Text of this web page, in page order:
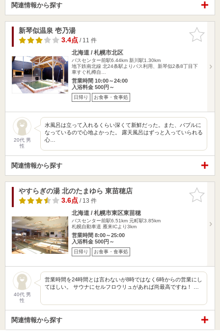
関連情報から探す
お気に入
りに追加
新琴似温泉 壱乃湯
3.4点/ 11 件
北海道 / 札幌市北区
バスセンター前駅6.44km 新川駅1.30km
地下鉄南北線 北24条駅よりバス利用、新琴似2条8丁目下
車すぐ札樽自…
営業時間 10:00～24:00
入浴料金 500円～
日帰り お食事・食事処
20代 男
性
水風呂は立って入れるくらい深くて新鮮だった。また、バブルに
なっているので心地よかった。 露天風呂はずっと入っていられる
心…
関連情報から探す
お気に入
りに追加
やすらぎの湯 北のたまゆら 東苗穂店
3.6点/ 13 件
北海道 / 札幌市東区東苗穂
バスセンター前駅6.51km 元町駅3.85km
札幌自動車道 雁来ICより3km
営業時間 8:00～25:00
入浴料金 500円～
日帰り お食事・食事処
40代 男
性
営業時間を24時間とは言わないが8時ではなく6時からの営業にし
てほしい。 サウナにセルフロウリュがあれば尚最高ですね！ …
関連情報から探す